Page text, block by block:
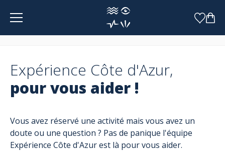
Panneau de gestion des cookies
Expérience Côte d'Azur,
pour vous aider !
Vous avez réservé une activité mais vous avez un
doute ou une question ? Pas de panique l'équipe
Expérience Côte d'Azur est là pour vous aider.